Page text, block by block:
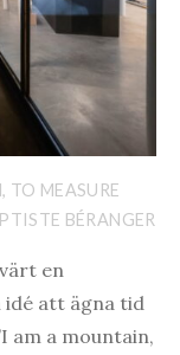
TO MEASURE
BÉRANGER
en
idé att ägna tid
am a mountain,